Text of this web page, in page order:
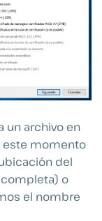
un archivo en
este momento
del
o
el nombre